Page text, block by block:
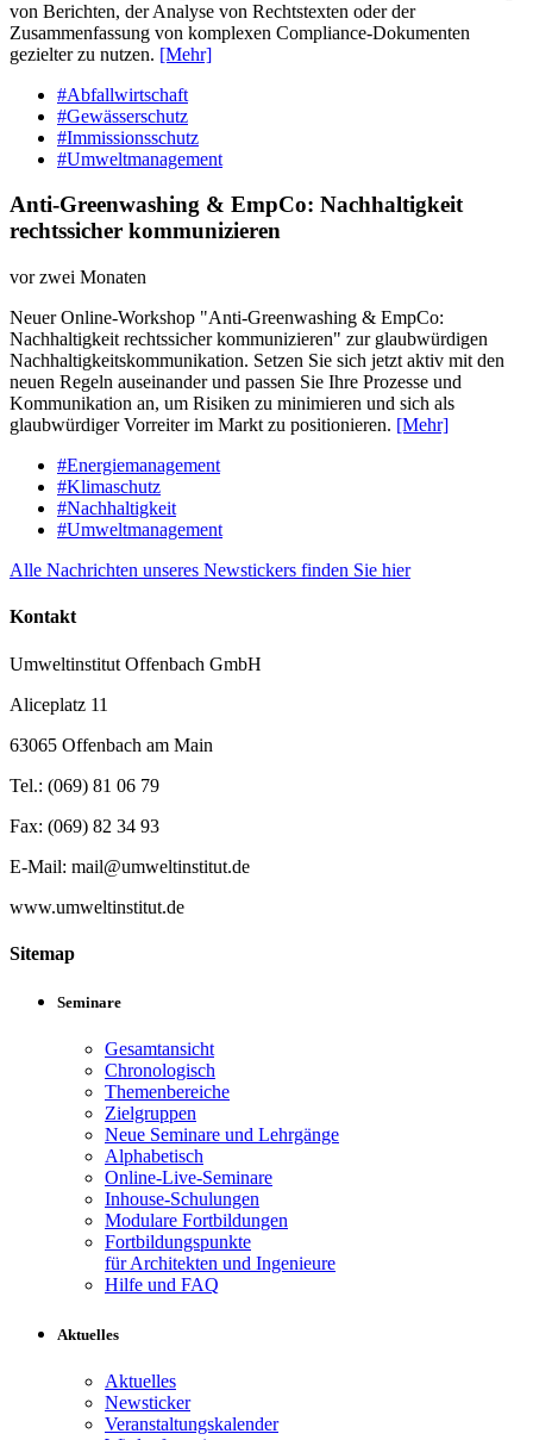
von Berichten, der Analyse von Rechtstexten oder der
Zusammenfassung von komplexen Compliance-Dokumenten
gezielter zu nutzen. [Mehr]
#Abfallwirtschaft
#Gewässerschutz
#Immissionsschutz
#Umweltmanagement
Anti-Greenwashing & EmpCo: Nachhaltigkeit
rechtssicher kommunizieren
vor zwei Monaten
Neuer Online-Workshop "Anti-Greenwashing & EmpCo:
Nachhaltigkeit rechtssicher kommunizieren" zur glaubwürdigen
Nachhaltigkeitskommunikation. Setzen Sie sich jetzt aktiv mit den
neuen Regeln auseinander und passen Sie Ihre Prozesse und
Kommunikation an, um Risiken zu minimieren und sich als
glaubwürdiger Vorreiter im Markt zu positionieren. [Mehr]
#Energiemanagement
#Klimaschutz
#Nachhaltigkeit
#Umweltmanagement
Alle Nachrichten unseres Newstickers finden Sie hier
Kontakt
Umweltinstitut Offenbach GmbH
Aliceplatz 11
63065 Offenbach am Main
Tel.: (069) 81 06 79
Fax: (069) 82 34 93
E-Mail: mail@umweltinstitut.de
www.umweltinstitut.de
Sitemap
Seminare
Gesamtansicht
Chronologisch
Themenbereiche
Zielgruppen
Neue Seminare und Lehrgänge
Alphabetisch
Online-Live-Seminare
Inhouse-Schulungen
Modulare Fortbildungen
Fortbildungspunkte
für Architekten und Ingenieure
Hilfe und FAQ
Aktuelles
Aktuelles
Newsticker
Veranstaltungskalender